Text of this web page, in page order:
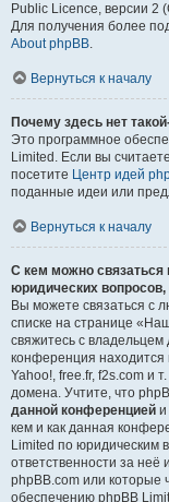
Public Licence, версии 2
Для получения более
About phpBB.
Вернуться к началу
Почему здесь нет
Это программное
Limited. Если вы
посетите Центр идей
поданные идеи или
Вернуться к началу
С кем можно связаться
юридических
Вы можете связаться с
списке на странице
свяжитесь с
конференция
Yahoo!, free.fr, f2s.com и
домена. Учтите, что
данной конференцией и
кем и как данная
Limited по юридическим
ответственности за неё
phpBB.com или которые
обеспечению phpBB